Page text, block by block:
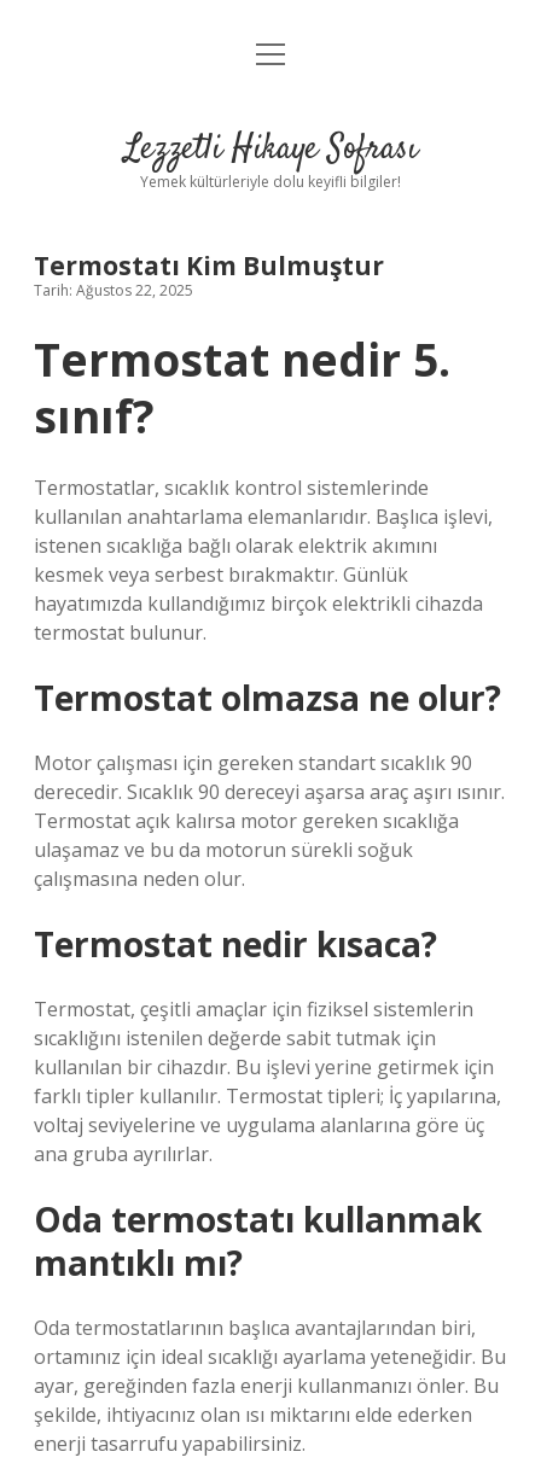
Anasayfa
Yasal Uyarı
menüyü
Lezzetli Hikaye Sofrası
Yemek kültürleriyle dolu keyifli bilgiler!
Termostatı Kim Bulmuştur
Tarih: Ağustos 22, 2025
Termostat nedir 5.
sınıf?
Termostatlar, sıcaklık kontrol sistemlerinde
kullanılan anahtarlama elemanlarıdır. Başlıca işlevi,
istenen sıcaklığa bağlı olarak elektrik akımını
kesmek veya serbest bırakmaktır. Günlük
hayatımızda kullandığımız birçok elektrikli cihazda
termostat bulunur.
Termostat olmazsa ne olur?
Motor çalışması için gereken standart sıcaklık 90
derecedir. Sıcaklık 90 dereceyi aşarsa araç aşırı ısınır.
Termostat açık kalırsa motor gereken sıcaklığa
ulaşamaz ve bu da motorun sürekli soğuk
çalışmasına neden olur.
Termostat nedir kısaca?
Termostat, çeşitli amaçlar için fiziksel sistemlerin
sıcaklığını istenilen değerde sabit tutmak için
kullanılan bir cihazdır. Bu işlevi yerine getirmek için
farklı tipler kullanılır. Termostat tipleri; İç yapılarına,
voltaj seviyelerine ve uygulama alanlarına göre üç
ana gruba ayrılırlar.
Oda termostatı kullanmak
mantıklı mı?
Oda termostatlarının başlıca avantajlarından biri,
ortamınız için ideal sıcaklığı ayarlama yeteneğidir. Bu
ayar, gereğinden fazla enerji kullanmanızı önler. Bu
şekilde, ihtiyacınız olan ısı miktarını elde ederken
enerji tasarrufu yapabilirsiniz.